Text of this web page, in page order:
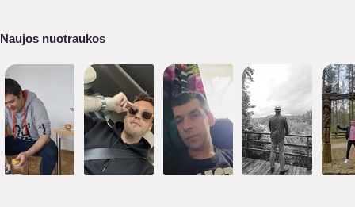
Naujos nuotraukos